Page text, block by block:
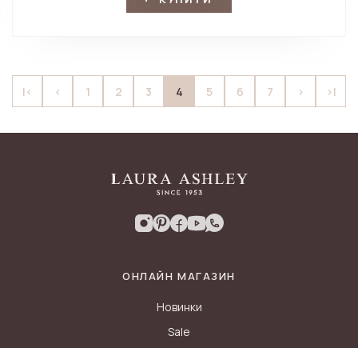
|< < 1 2 3 4 5 6 7 > >|
ОНЛАЙН МАГАЗИН
Новинки
Sale